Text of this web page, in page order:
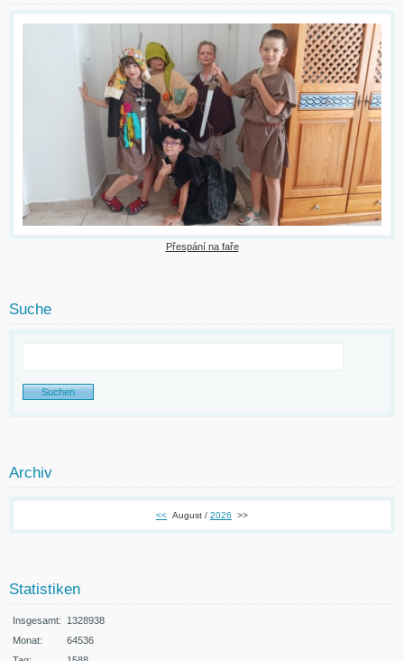
Přespání na faře
Suche
Archiv
<< August / 2026 >>
Statistiken
Insgesamt: 1328938
Monat:
64536